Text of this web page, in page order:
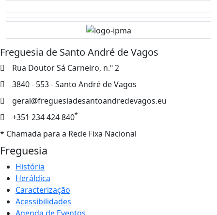
Freguesia de Santo André de Vagos
Rua Doutor Sá Carneiro, n.º 2
3840 - 553 - Santo André de Vagos
geral@freguesiadesantoandredevagos.eu
+351 234 424 840*
* Chamada para a Rede Fixa Nacional
Freguesia
História
Heráldica
Caracterização
Acessibilidades